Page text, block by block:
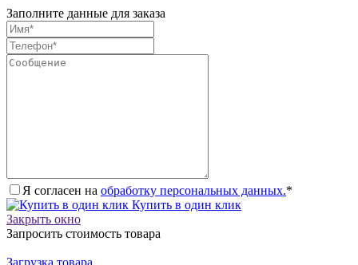
Заполните данные для заказа
Я согласен на обработку персональных данных.*
Купить в один клик
Закрыть окно
Запросить стоимость товара
Загрузка товара